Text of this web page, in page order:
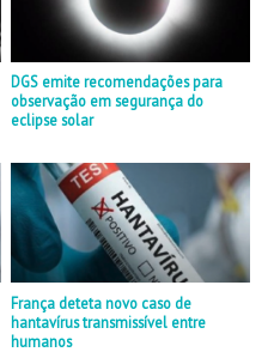
DGS emite recomendações para
observação em segurança do
eclipse solar
França deteta novo caso de
hantavírus transmissível entre
humanos